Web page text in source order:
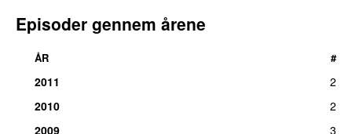
Episoder gennem årene
ÅR #
2011
2
2010
2
2009
3